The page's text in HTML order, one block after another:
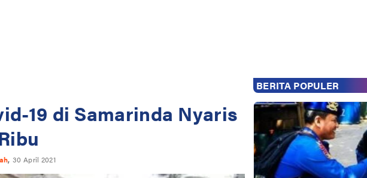
19 di Samarinda Nyaris
,30 April 2021
BERITA POPULER